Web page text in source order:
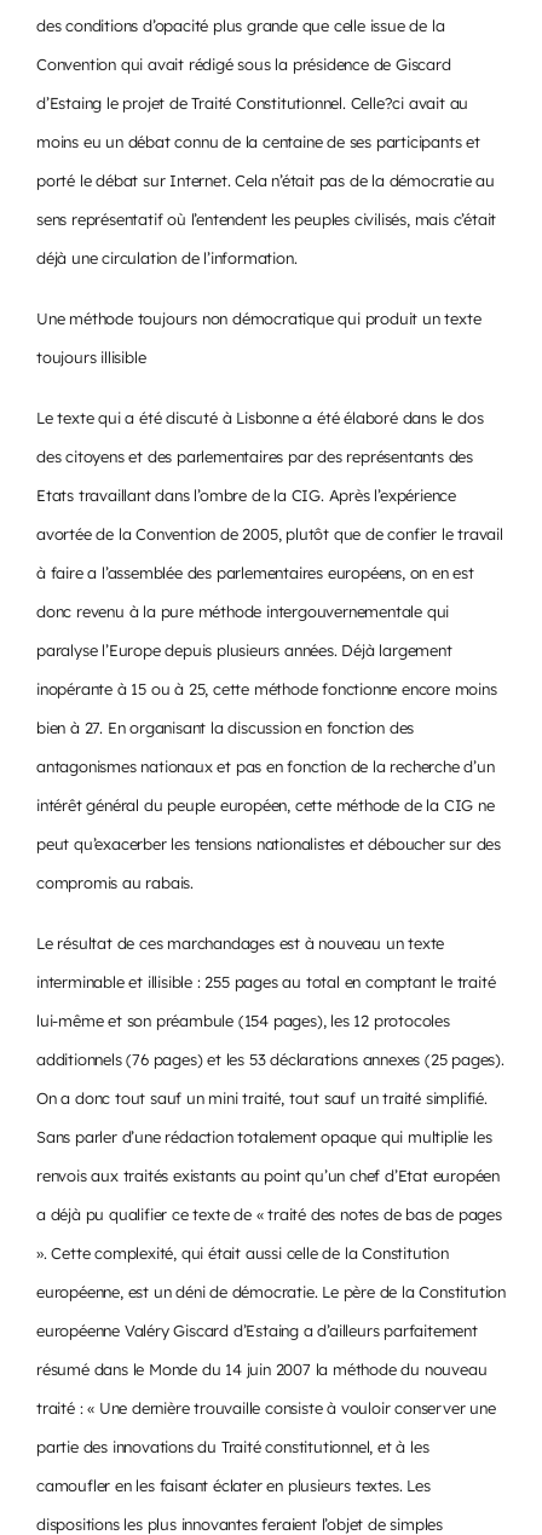
des conditions d’opacité plus grande que celle issue de la
Convention qui avait rédigé sous la présidence de Giscard
d’Estaing le projet de Traité Constitutionnel. Celle?ci avait au
moins eu un débat connu de la centaine de ses participants et
porté le débat sur Internet. Cela n’était pas de la démocratie au
sens représentatif où l’entendent les peuples civilisés, mais c’était
déjà une circulation de l’information.
Une méthode toujours non démocratique qui produit un texte
toujours illisible
Le texte qui a été discuté à Lisbonne a été élaboré dans le dos
des citoyens et des parlementaires par des représentants des
Etats travaillant dans l’ombre de la CIG. Après l’expérience
avortée de la Convention de 2005, plutôt que de confier le travail
à faire a l’assemblée des parlementaires européens, on en est
donc revenu à la pure méthode intergouvernementale qui
paralyse l’Europe depuis plusieurs années. Déjà largement
inopérante à 15 ou à 25, cette méthode fonctionne encore moins
bien à 27. En organisant la discussion en fonction des
antagonismes nationaux et pas en fonction de la recherche d’un
intérêt général du peuple européen, cette méthode de la CIG ne
peut qu’exacerber les tensions nationalistes et déboucher sur des
compromis au rabais.
Le résultat de ces marchandages est à nouveau un texte
interminable et illisible : 255 pages au total en comptant le traité
lui-même et son préambule (154 pages), les 12 protocoles
additionnels (76 pages) et les 53 déclarations annexes (25 pages).
On a donc tout sauf un mini traité, tout sauf un traité simplifié.
Sans parler d’une rédaction totalement opaque qui multiplie les
renvois aux traités existants au point qu’un chef d’Etat européen
a déjà pu qualifier ce texte de « traité des notes de bas de pages
». Cette complexité, qui était aussi celle de la Constitution
européenne, est un déni de démocratie. Le père de la Constitution
européenne Valéry Giscard d’Estaing a d’ailleurs parfaitement
résumé dans le Monde du 14 juin 2007 la méthode du nouveau
traité : « Une dernière trouvaille consiste à vouloir conserver une
partie des innovations du Traité constitutionnel, et à les
camoufler en les faisant éclater en plusieurs textes. Les
dispositions les plus innovantes feraient l’objet de simples